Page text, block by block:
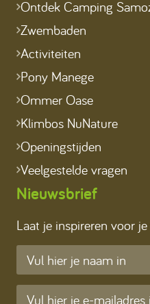
Ontdek Camping
Zwembaden
Activiteiten
Pony Manege
Ommer Oase
Klimbos NuNature
Openingstijden
Veelgestelde vragen
Nieuwsbrief
Laat je inspireren voor